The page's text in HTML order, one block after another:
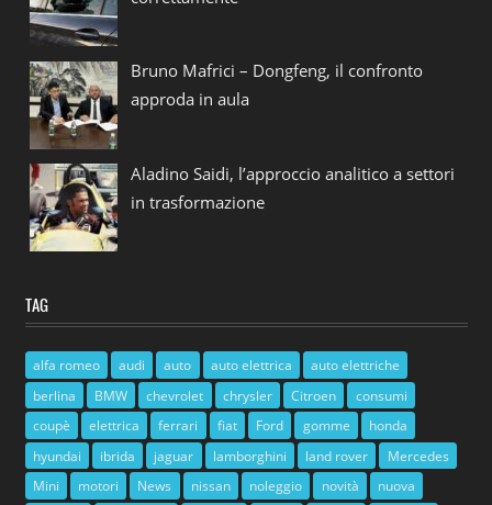
Bruno Mafrici – Dongfeng, il confronto
approda in aula
Aladino Saidi, l’approccio analitico a settori
in trasformazione
TAG
alfa romeo audi auto auto elettrica
auto elettriche
berlina
BMW chevrolet chrysler Citroen
consumi
coupè
elettrica ferrari fiat Ford gomme
honda
hyundai
ibrida jaguar lamborghini land rover
Mercedes
Mini
motori News nissan noleggio novità
nuova